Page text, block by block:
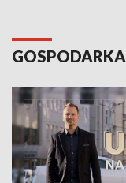
GOSPODARKA